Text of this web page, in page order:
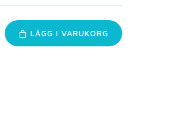
LÄGG I VARUKORG